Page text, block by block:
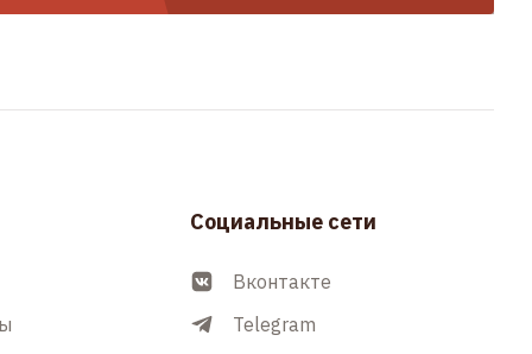
Социальные сети
Вконтакте
Telegram